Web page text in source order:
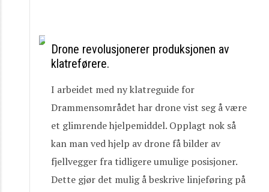
Drone revolusjonerer produksjonen av
klatreførere.
I arbeidet med ny klatreguide for
Drammensområdet har drone vist seg å være
et glimrende hjelpemiddel. Opplagt nok så
kan man ved hjelp av drone få bilder av
fjellvegger fra tidligere umulige posisjoner.
Dette gjør det mulig å beskrive linjeføring på